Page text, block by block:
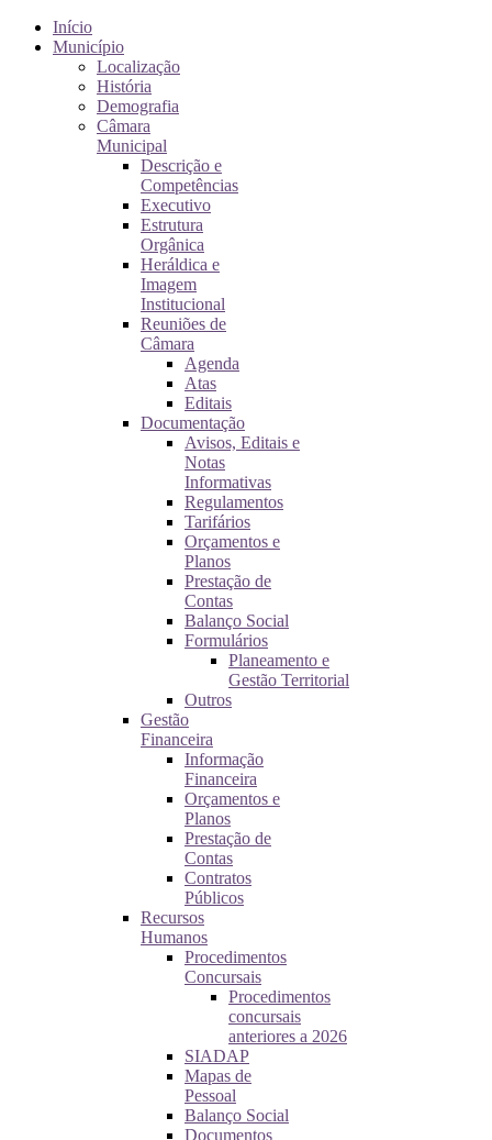
Início
Município
Localização
História
Demografia
Câmara
Municipal
Descrição e
Competências
Executivo
Estrutura
Orgânica
Heráldica e
Imagem
Institucional
Reuniões de
Câmara
Agenda
Atas
Editais
Documentação
Avisos, Editais e
Notas
Informativas
Regulamentos
Tarifários
Orçamentos e
Planos
Prestação de
Contas
Balanço Social
Formulários
Planeamento e
Gestão Territorial
Outros
Gestão
Financeira
Informação
Financeira
Orçamentos e
Planos
Prestação de
Contas
Contratos
Públicos
Recursos
Humanos
Procedimentos
Concursais
Procedimentos
concursais
anteriores a 2026
SIADAP
Mapas de
Pessoal
Balanço Social
Documentos